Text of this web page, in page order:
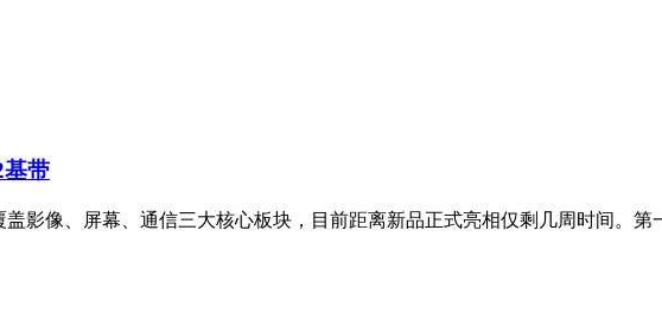
基带
影像、屏幕、通信三大核心板块，目前距离新品正式亮相仅剩几周时间。第